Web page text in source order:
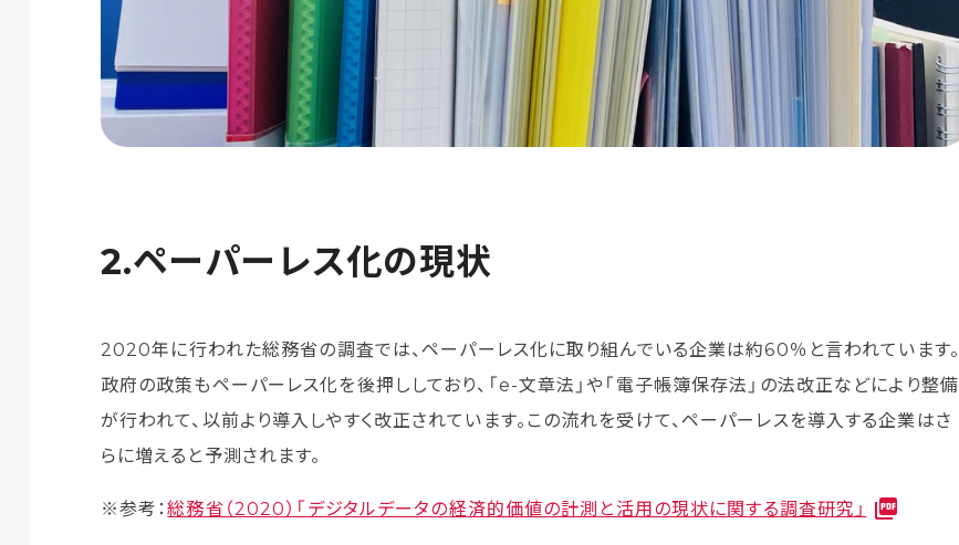
ペーパーレス化の現状
2020年に行われた総務省の調査では、ペーパーレス化に取り組んでいる企業は約60％と言われています。
政府の政策もペーパーレス化を後押ししており、「e-文章法」や「電子帳簿保存法」の法改正などにより整備
が行われて、以前より導入しやすく改正されています。この流れを受けて、ペーパーレスを導入する企業はさ
らに増えると予測されます。
※参考：総務省（2020）「デジタルデータの経済的価値の計測と活用の現状に関する調査研究」